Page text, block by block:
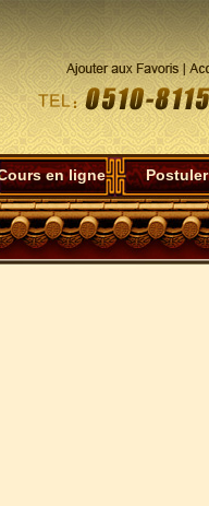
en ligne Postuler